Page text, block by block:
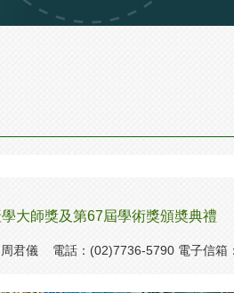
大師獎及第67屆學術獎頒奬典禮
君儀 電話：(02)7736-5790 電子信箱：